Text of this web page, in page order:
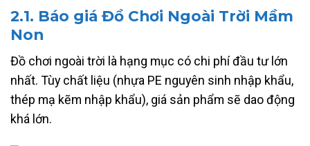
2.1. Báo giá Đồ Chơi Ngoài Trời Mầm
Non
Đồ chơi ngoài trời là hạng mục có chi phí đầu tư lớn
nhất. Tùy chất liệu (nhựa PE nguyên sinh nhập khẩu,
thép mạ kẽm nhập khẩu), giá sản phẩm sẽ dao động
khá lớn.